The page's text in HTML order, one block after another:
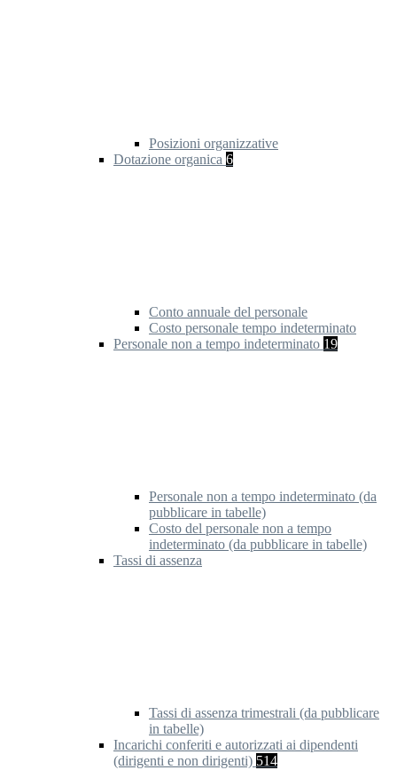
Posizioni organizzative
Dotazione organica 6
Conto annuale del personale
Costo personale tempo indeterminato
Personale non a tempo indeterminato 19
Personale non a tempo indeterminato (da
pubblicare in tabelle)
Costo del personale non a tempo
indeterminato (da pubblicare in tabelle)
Tassi di assenza
Tassi di assenza trimestrali (da pubblicare
in tabelle)
Incarichi conferiti e autorizzati ai dipendenti
(dirigenti e non dirigenti) 514